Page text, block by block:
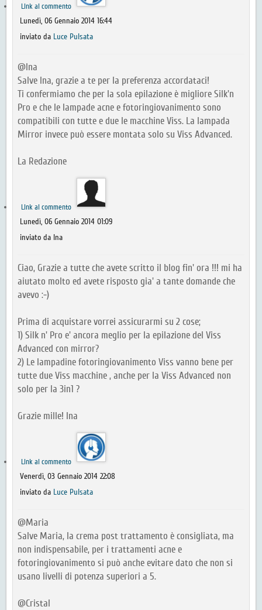
Link al commento
Lunedì, 06 Gennaio 2014 16:44
inviato da Luce Pulsata
@Ina
Salve Ina, grazie a te per la preferenza accordataci!
Ti confermiamo che per la sola epilazione è migliore Silk'n
Pro e che le lampade acne e fotoringiovanimento sono
compatibili con tutte e due le macchine Viss. La lampada
Mirror invece può essere montata solo su Viss Advanced.
La Redazione
Link al commento
Lunedì, 06 Gennaio 2014 01:09
inviato da Ina
Ciao, Grazie a tutte che avete scritto il blog fin' ora !!! mi ha
aiutato molto ed avete risposto gia' a tante domande che
avevo :-)
Prima di acquistare vorrei assicurarmi su 2 cose;
1) Silk n' Pro e' ancora meglio per la epilazione del Viss
Advanced con mirror?
2) Le lampadine fotoringiovanimento Viss vanno bene per
tutte due Viss macchine , anche per la Viss Advanced non
solo per la 3in1 ?
Grazie mille! Ina
Link al commento
Venerdì, 03 Gennaio 2014 22:08
inviato da Luce Pulsata
@Maria
Salve Maria, la crema post trattamento è consigliata, ma
non indispensabile, per i trattamenti acne e
fotoringiovanimento si può anche evitare dato che non si
usano livelli di potenza superiori a 5.
@Cristal